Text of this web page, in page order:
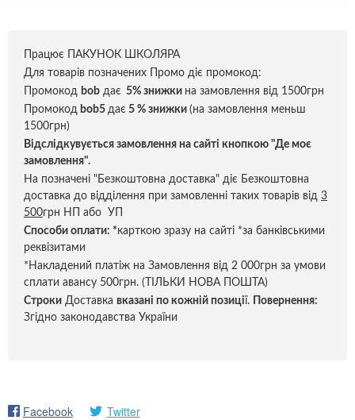
Працює ПАКУНОК ШКОЛЯРА
Для товарів позначених Промо діє промокод:
Промокод bob дає 5% знижки на замовлення від 1500грн
Промокод bob5 дає 5 % знижки (на замовлення меньш
1500грн)
Відслідкувується замовлення на сайті кнопкою "Де моє
замовлення".
На позначені "Безкоштовна доставка" діє Безкоштовна
доставка до відділення при замовленні таких товарів від 3
500грн НП або УП
Способи оплати: *карткою зразу на сайті *за банківськими
реквізитами
*Накладений платіж на Замовлення від 2 000грн за умови
сплати авансу 500грн. (ТІЛЬКИ НОВА ПОШТА)
Строки Доставка вказані по кожній позиції.
Повернення:
Згідно законодавства України
Facebook Twitter